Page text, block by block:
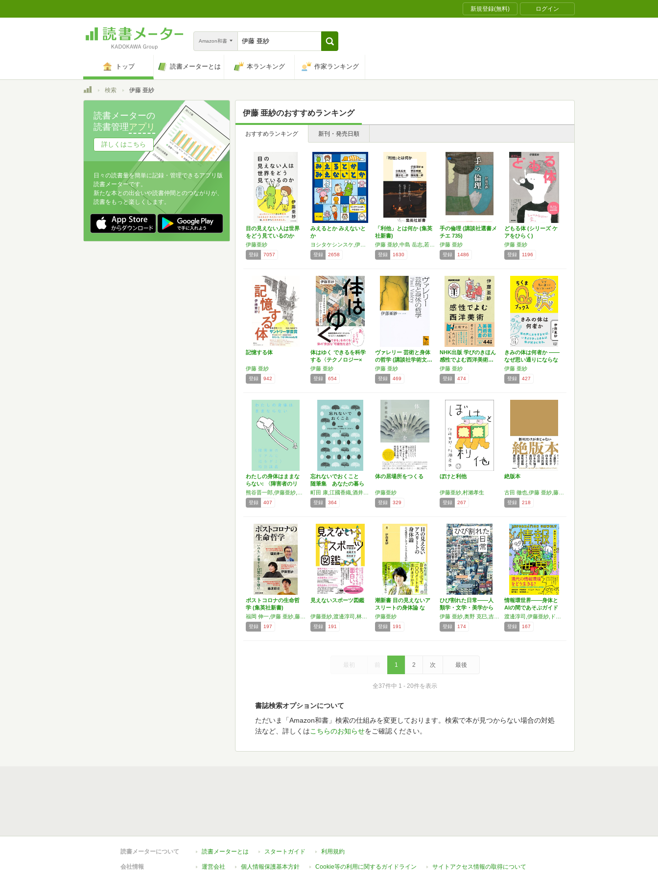
新規登録(無料) ログイン
Amazon和書
トップ 読書メーターとは 本ランキング 作家ランキング
トップ検索 伊藤 亜紗
伊藤 亜紗のおすすめランキング
おすすめランキング 新刊・発売日順
目の見えない人は世界
をどう見ているのか
(光…
伊藤亜紗
登録 7057
みえるとか みえないと
か
登録 2658
「利他」とは何か (集英
社新書)
登録 1630
手の倫理 (講談社選書メ
チエ 735)
伊藤 亜紗
登録 1486
どもる体 (シリーズ ケ
アをひらく)
伊藤 亜紗
登録 1196
記憶する体
伊藤 亜紗
登録 942
体はゆく できるを科学
する〈テクノロジー×
身…
伊藤 亜紗
登録 654
ヴァレリー 芸術と身体
の哲学 (講談社学術文…
伊藤 亜紗
登録 469
NHK出版 学びのきほん
感性でよむ西洋美術…
伊藤 亜紗
登録 474
きみの体は何者か ――
なぜ思い通りにならな
い…
伊藤 亜紗
登録 427
わたしの身体はままな
らない: 〈障害者のリ
ア…
登録 407
忘れないでおくこと
随筆集 あなたの暮ら
しを…
登録 364
体の居場所をつくる
伊藤亜紗
登録 329
ぼけと利他
伊藤亜紗,村瀨孝生
登録 267
絶版本
登録 218
ポストコロナの生命哲
学 (集英社新書)
登録 197
見えないスポーツ図鑑
登録 191
潮新書 目の見えないア
スリートの身体論 な
ぜ…
伊藤亜紗
登録 191
ひび割れた日常——人
類学・文学・美学から
考える
登録 174
情報環世界――身体と
AIの間であそぶガイド
ブ…
登録 167
最初 前 1 2 次 最後
全37件中 1 - 20件を表示
書誌検索オプションについて
ただいま「Amazon和書」検索の仕組みを変更しております。検索で本が見つからない場合の対処
法など、詳しくはこちらのお知らせをご確認ください。
読書メーターの
読書管理アプリ
詳しくはこちら
日々の読書量を簡単に記録・管理できるアプリ版
読書メーターです。
新たな本との出会いや読書仲間とのつながりが、
読書をもっと楽しくします。
読書メーターについて 読書メーターとは スタートガイド 利用規約
会社情報 運営会社 個人情報保護基本方針 Cookie等の利用に関するガイドライン サイトアクセス情報の取得について